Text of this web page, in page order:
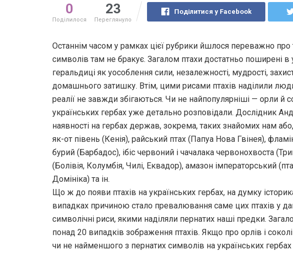
0
Поділилося
23
Переглянуло
Поділитися у Facebook
Останнім часом у рамках цієї рубрики йшлося переважно про
символів там не бракує. Загалом птахи достатньо поширені в
геральдиці як уособлення сили, незалежності, мудрості,
домашнього затишку. Втім, цими рисами птахів наділили
реалії не завжди збігаються. Чи не найпопулярніші — орли й
українських гербах уже детально розповідали. Дослідник
наявності на гербах держав, зокрема, таких знайомих нам
як-от півень (Кенія), райський птах (Папуа Нова Гвінея),
бурий (Барбадос), ібіс червоний і чачалака червонохвоста
(Болівія, Колумбія, Чилі, Еквадор), амазон імператорський
Домініка) та ін.
Що ж до появи птахів на українських гербах, на думку
випадках причиною стало превалювання саме цих птахів у
символічні риси, якими наділяли пернатих наші предки.
понад 20 випадків зображення птахів. Якщо про орлів і
чи не найменшого з пернатих символів на українських